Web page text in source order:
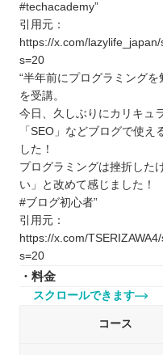
#techacademy”
引用元：
https://x.com/
s=20
“半年前にプログラミング
を受講。
今日、久しぶりにカリキュ
「SEO」などブログで使
した！
プログラミングは挫折した
い」と改めて感じました！
#ブログ初心者”
引用元：
https://x.com/
s=20
・料金
スクロールできます
コース